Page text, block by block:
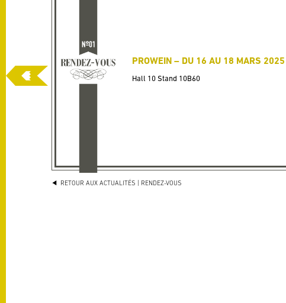
PROWEIN – DU 16 AU 18 MARS 2025
Hall 10 Stand 10B60
RETOUR AUX ACTUALITÉS | RENDEZ-VOUS